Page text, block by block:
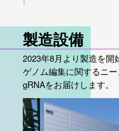
製造設備
2023年8月より製造を
ゲノム編集に関するニ
gRNAをお届けします。